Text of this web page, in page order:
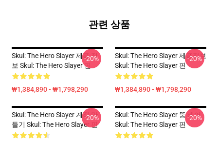
관련 상품
Skul: The Hero Slayer 제품 정
보 Skul: The Hero Slayer 핀
₩1,384,890 - ₩1,798,290
-20%
Skul: The Hero Slayer 제품정보
Skul: The Hero Slayer 핀
₩1,384,890 - ₩1,798,290
-20%
Skul: The Hero Slayer 계정 만
들기 Skul: The Hero Slayer 핀
-20%
Skul: The Hero Slayer 뚱 베어
Skul: The Hero Slayer 핀
-20%